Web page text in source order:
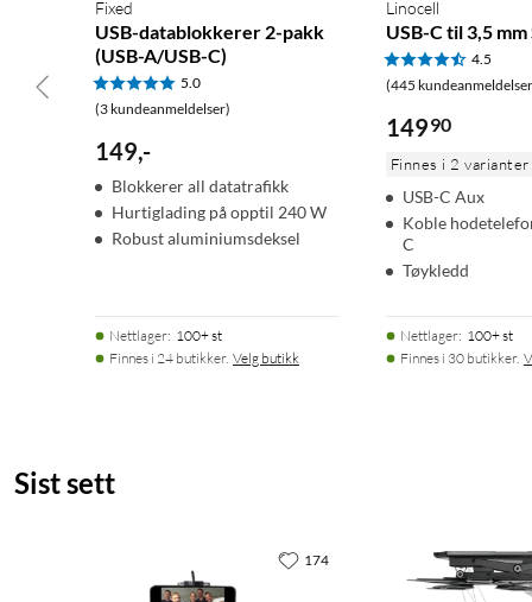
Fixed
USB-datablokkerer 2-pakk
(USB-A/USB-C)
5.0
(3 kundeanmeldelser)
149,-
Blokkerer all datatrafikk
Hurtiglading på opptil 240 W
Robust aluminiumsdeksel
Nettlager: 100+ st
Finnes i 24 butikker. Velg butikk
Linocell
USB-C til 3,5
4.5
(445
14990
Finnes i 2 varianter
USB-C Aux
Koble
C
Tøykledd
Nettlager: 100+ st
Finnes i 30 butikker.
Sist sett
174